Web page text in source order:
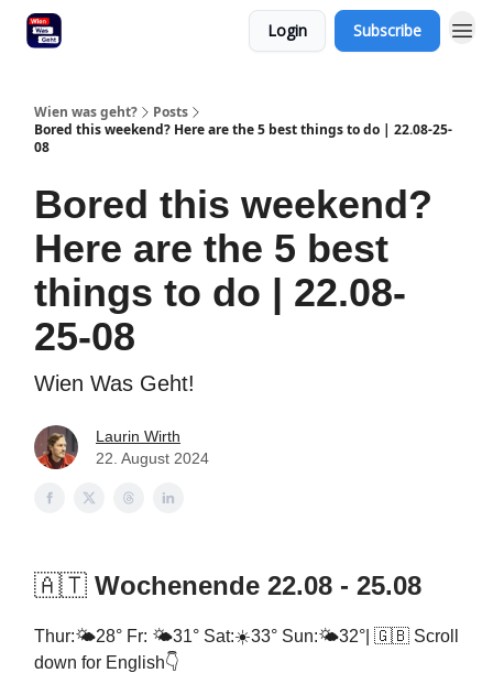
Login Subscribe
Wien was geht?
Posts
Bored this weekend? Here are the 5 best things to do | 22.08-25-
08
Bored this weekend?
Here are the 5 best
things to do | 22.08-
25-08
Wien Was Geht!
Laurin Wirth
22. August 2024
🇦🇹 Wochenende 22.08 - 25.08
Thur:🌤28° Fr: 🌤31° Sat:☀33° Sun:🌤32°| 🇬🇧 Scroll
down for English👇